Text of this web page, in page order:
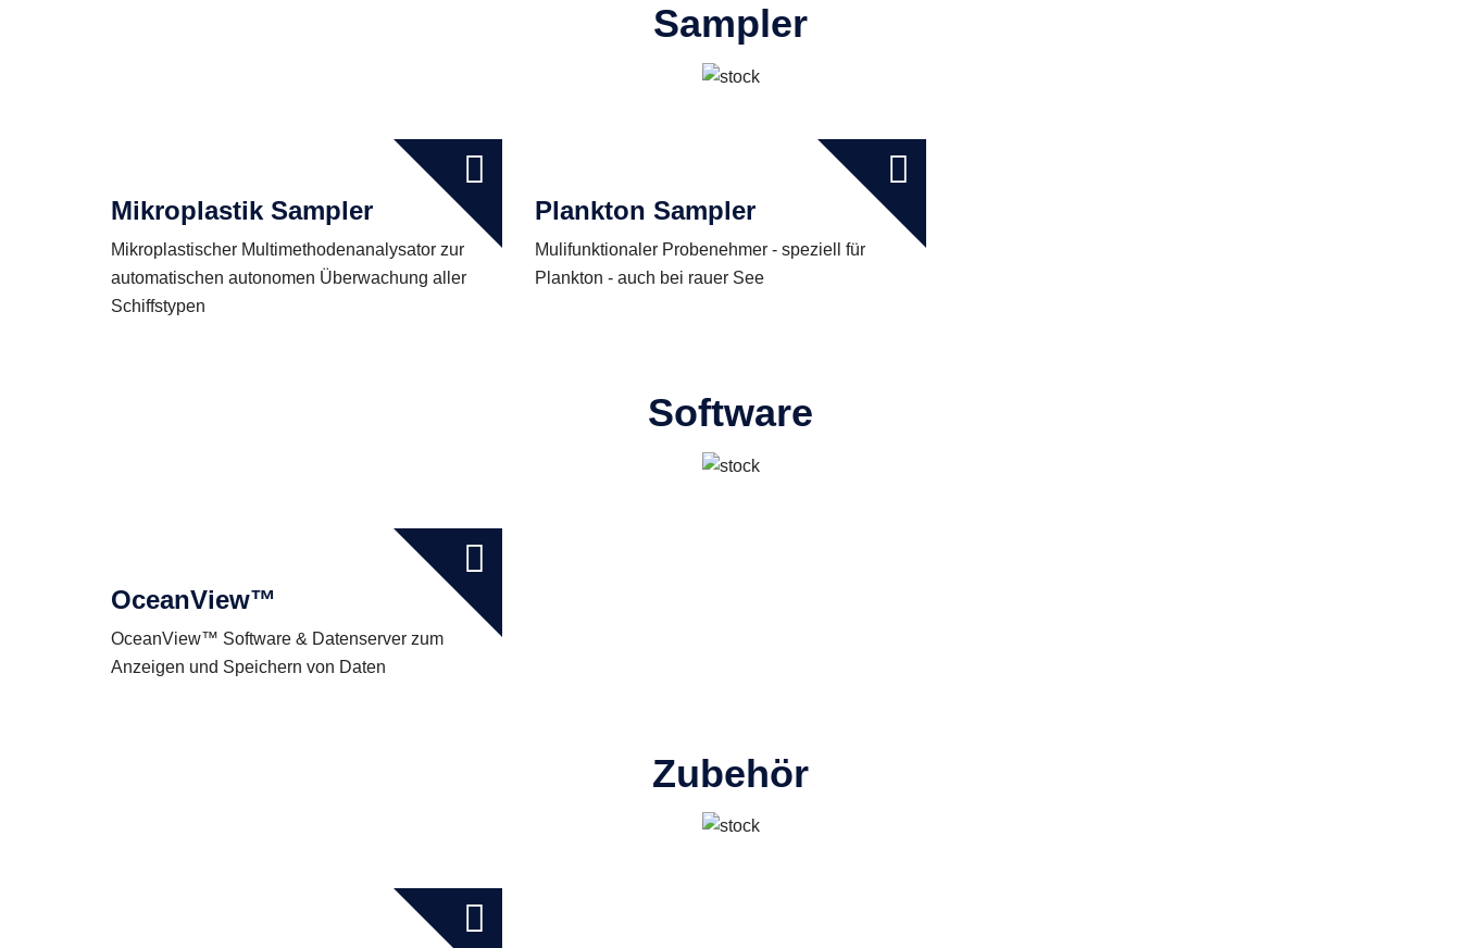
Sampler
Mikroplastik Sampler
Mikroplastischer Multimethodenanalysator zur
automatischen autonomen Überwachung aller
Schiffstypen
Plankton Sampler
Mulifunktionaler Probenehmer - speziell für
Plankton - auch bei rauer See
Software
OceanView™
OceanView™ Software & Datenserver zum
Anzeigen und Speichern von Daten
Zubehör